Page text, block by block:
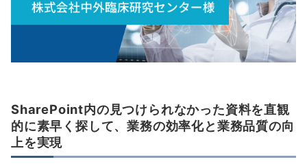
SharePoint内の見つけられなかった資料を直観
的に素早く探して、業務の効率化と業務品質の向
上を実現